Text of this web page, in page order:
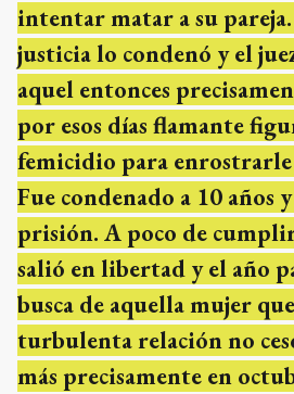
intentar matar a su
justicia lo condenó y el
aquel entonces
por esos días flamante
femicidio para enrostrarle
Fue condenado a 10 años
prisión. A poco de
salió en libertad y el año
busca de aquella mujer
turbulenta relación no
más precisamente en